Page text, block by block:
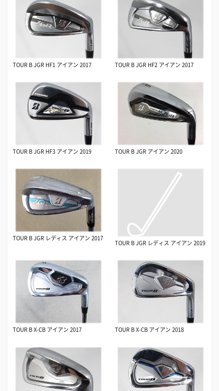
TOUR B JGR HF1 アイアン 2017 TOUR B JGR HF2 アイアン 2017
TOUR B JGR HF3 アイアン 2019 TOUR B JGR アイアン 2020
TOUR B JGR レディス アイアン 2017
TOUR B JGR レディス アイアン 2019
TOUR B X-CB アイアン 2017 TOUR B X-CB アイアン 2018